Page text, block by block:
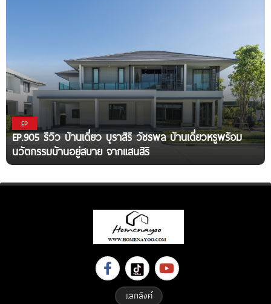
EP
EP.905 รีวิว บ้านเดี่ยว บุราสิริ วัชรพล บ้านเดี่ยวหรูพร้อม
นวัตกรรมบ้านอยู่สบาย จากแสนสิริ
แลกลิงค์